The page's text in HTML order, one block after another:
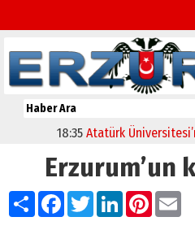
Atatürk Üniversitesi’nin
Erzurum’un
PaylaşFacebook
TwitterLinkedIn